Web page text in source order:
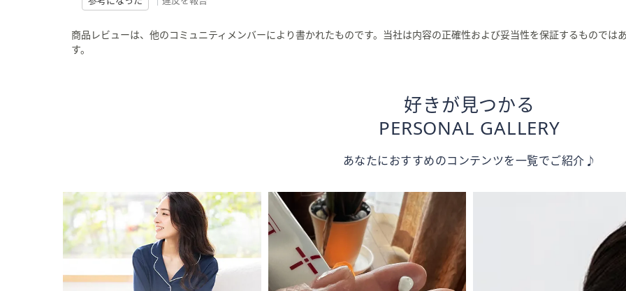
商品レビューは、他のコミュニティメンバーにより書かれたものです。当社は内容の正確性および妥当性を保証するもので
す。
好きが見つかる
PERSONAL GALLERY
あなたにおすすめのコンテンツを一覧でご紹介♪